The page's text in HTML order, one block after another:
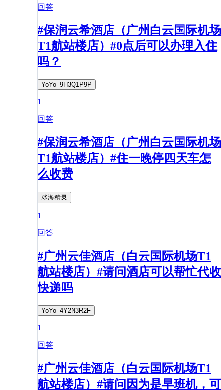
回答
#保润云希酒店（广州白云国际机场
T1航站楼店）#0点后可以办理入住
吗？
YoYo_9H3Q1P9P
1
回答
#保润云希酒店（广州白云国际机场
T1航站楼店）#住一晚停四天车怎
么收费
冰海精灵
1
回答
#广州云佳酒店（白云国际机场T1
航站楼店）#请问酒店可以帮忙代收
快递吗
YoYo_4Y2N3R2F
1
回答
#广州云佳酒店（白云国际机场T1
航站楼店）#请问因为是早班机，可